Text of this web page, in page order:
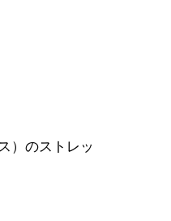
）のストレッ